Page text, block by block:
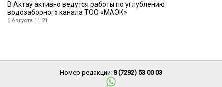
В Актау активно ведутся работы по углублению
водозаборного канала ТОО «МАЭК»
6 Августа 11:21
Номер редакции: 8 (7292) 53 00 03